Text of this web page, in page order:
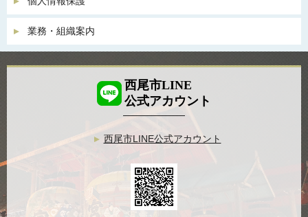
業務・組織案内
西尾市LINE
公式アカウント
西尾市LINE公式アカウント